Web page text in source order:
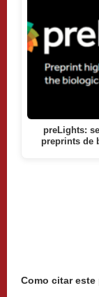
preLights:
preprints de
Como citar este